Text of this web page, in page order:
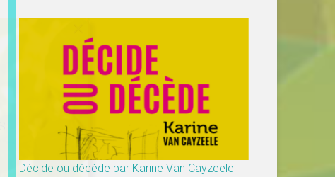
Décide ou décède par Karine Van Cayzeele
×